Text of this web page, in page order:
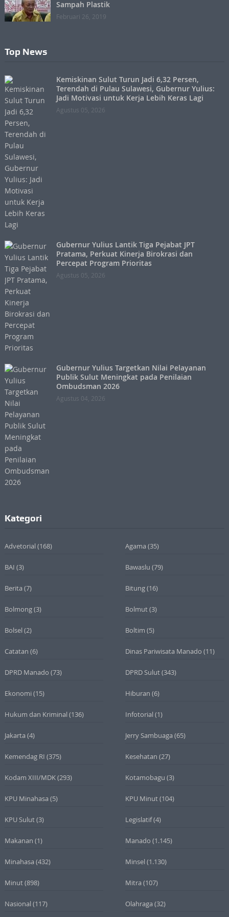
Sampah Plastik
Februari 26, 2019
Top News
Kemiskinan Sulut Turun Jadi 6,32 Persen,
Terendah di Pulau Sulawesi, Gubernur Yulius:
Jadi Motivasi untuk Kerja Lebih Keras Lagi
Agustus 05, 2026
Gubernur Yulius Lantik Tiga Pejabat JPT
Pratama, Perkuat Kinerja Birokrasi dan
Percepat Program Prioritas
Agustus 05, 2026
Gubernur Yulius Targetkan Nilai Pelayanan
Publik Sulut Meningkat pada Penilaian
Ombudsman 2026
Agustus 04, 2026
Kategori
Advetorial (168) Agama (35)
BAI (3) Bawaslu (79)
Berita (7) Bitung(16)
Bolmong(3) Bolmut(3)
Bolsel (2) Boltim (5)
Catatan (6) Dinas Pariwisata Manado (11)
DPRD Manado (73) DPRD Sulut(343)
Ekonomi (15) Hiburan (6)
Hukum dan Kriminal (136) Infotorial (1)
Jakarta (4) Jerry Sambuaga (65)
Kemendag RI (375) Kesehatan (27)
Kodam XIII/MDK(293) Kotamobagu (3)
KPU Minahasa (5) KPU Minut(104)
KPU Sulut(3) Legislatif(4)
Makanan (1) Manado (1.145)
Minahasa (432) Minsel (1.130)
Minut(898) Mitra (107)
Nasional (117) Olahraga (32)